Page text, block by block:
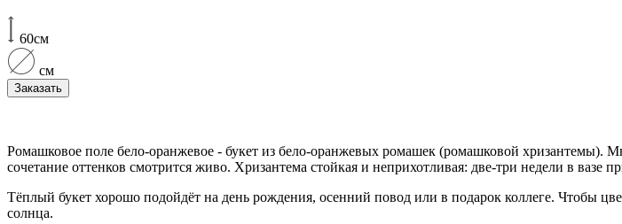
60см
см
Заказать
Ромашковое поле бело-оранжевое - букет из бело-оранжевых ромашек (ромашковой хризантемы).
сочетание оттенков смотрится живо. Хризантема стойкая и неприхотливая: две-три недели в вазе
Тёплый букет хорошо подойдёт на день рождения, осенний повод или в подарок коллеге. Чтобы
солнца.